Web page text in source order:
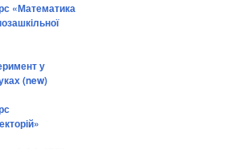
«Математика
у
(new)